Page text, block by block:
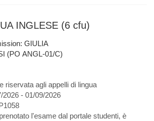
INGLESE (6 cfu)
GIULIA
(PO ANGL-01/C)
riservata agli appelli di lingua
2026 - 01/09/2026
l'esame dal portale studenti, è